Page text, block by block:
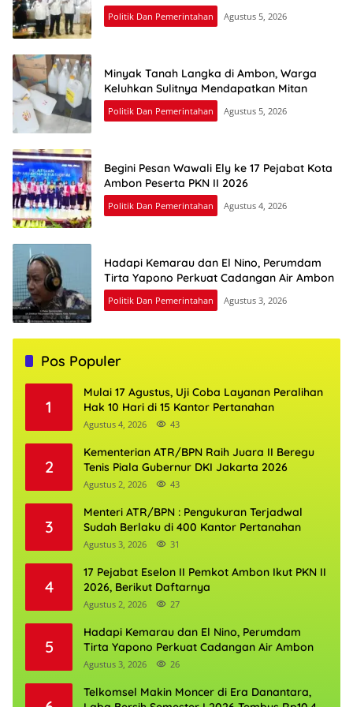
Politik Dan Pemerintahan Agustus 5, 2026
Minyak Tanah Langka di Ambon, Warga
Keluhkan Sulitnya Mendapatkan Mitan
Politik Dan Pemerintahan Agustus 5, 2026
Begini Pesan Wawali Ely ke 17 Pejabat Kota
Ambon Peserta PKN II 2026
Politik Dan Pemerintahan Agustus 4, 2026
Hadapi Kemarau dan El Nino, Perumdam
Tirta Yapono Perkuat Cadangan Air Ambon
Politik Dan Pemerintahan Agustus 3, 2026
Pos Populer
1
Mulai 17 Agustus, Uji Coba Layanan Peralihan
Hak 10 Hari di 15 Kantor Pertanahan
Agustus 4, 2026 43
2
Kementerian ATR/BPN Raih Juara II Beregu
Tenis Piala Gubernur DKI Jakarta 2026
Agustus 2, 2026 43
3
Menteri ATR/BPN : Pengukuran Terjadwal
Sudah Berlaku di 400 Kantor Pertanahan
Agustus 3, 2026 31
4
17 Pejabat Eselon II Pemkot Ambon Ikut PKN II
2026, Berikut Daftarnya
Agustus 2, 2026 27
5
Hadapi Kemarau dan El Nino, Perumdam
Tirta Yapono Perkuat Cadangan Air Ambon
Agustus 3, 2026 26
Telkomsel Makin Moncer di Era Danantara,